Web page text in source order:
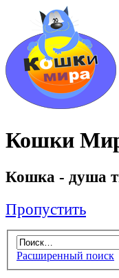
Кошки
Кошка - душа
Пропустить
Расширенный поиск